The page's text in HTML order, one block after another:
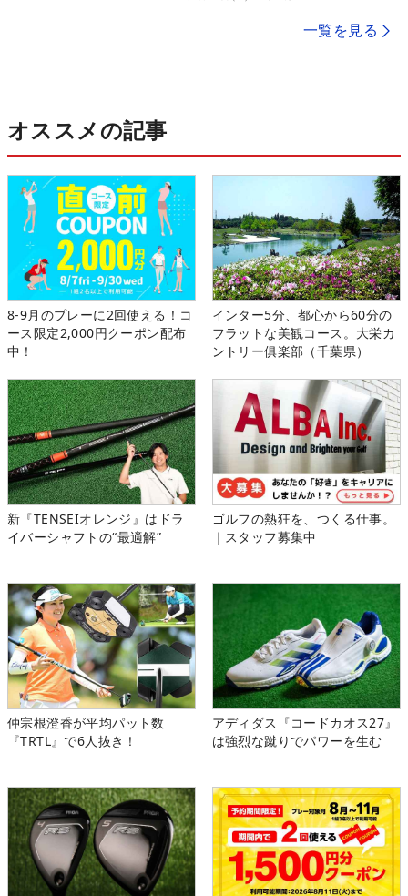
一覧を見る
オススメの記事
8-9月のプレーに2回使える！コ
ース限定2,000円クーポン配布
中！
インター5分、都心から60分の
フラットな美観コース。大栄カ
ントリー俱楽部（千葉県）
新『TENSEIオレンジ』はドラ
イバーシャフトの“最適解”
ゴルフの熱狂を、つくる仕事。
｜スタッフ募集中
仲宗根澄香が平均パット数
『TRTL』で6人抜き！
アディダス『コードカオス27』
は強烈な蹴りでパワーを生む